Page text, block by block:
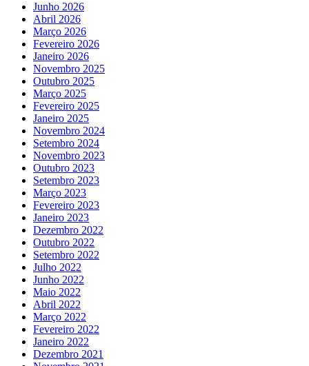
Junho 2026
Abril 2026
Março 2026
Fevereiro 2026
Janeiro 2026
Novembro 2025
Outubro 2025
Março 2025
Fevereiro 2025
Janeiro 2025
Novembro 2024
Setembro 2024
Novembro 2023
Outubro 2023
Setembro 2023
Março 2023
Fevereiro 2023
Janeiro 2023
Dezembro 2022
Outubro 2022
Setembro 2022
Julho 2022
Junho 2022
Maio 2022
Abril 2022
Março 2022
Fevereiro 2022
Janeiro 2022
Dezembro 2021